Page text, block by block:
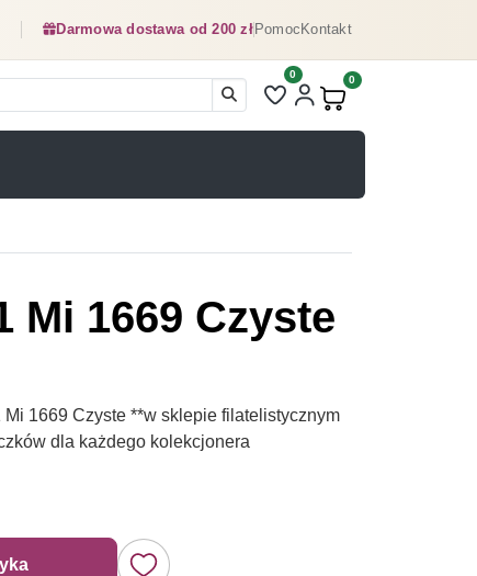
Darmowa dostawa od 200 złPomocKontakt
Liczba pozycji na liście
0
Produkty w koszyku:
0
Mi 1669 Czyste
1669 Czyste **w sklepie filatelistycznym
dla każdego kolekcjonera